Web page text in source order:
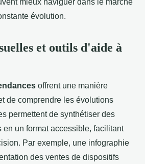
mieux naviguer dans le marché
évolution.
et outils d'aide à
offrent une manière
de comprendre les évolutions
permettent de synthétiser des
en un format accessible, facilitant
Par exemple, une infographie
des ventes de dispositifs